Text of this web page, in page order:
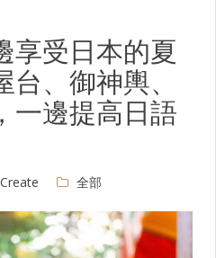
受日本的夏
、御神輿、
一邊提高日語
全部